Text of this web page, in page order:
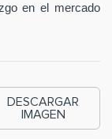
en el mercado
DESCARGAR
IMAGEN